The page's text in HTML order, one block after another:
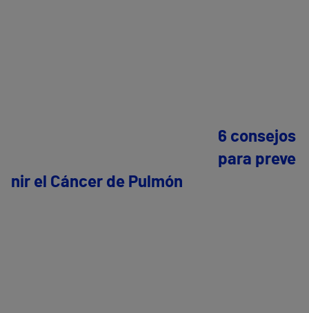
6 consejos
para preve
nir el Cáncer de Pulmón